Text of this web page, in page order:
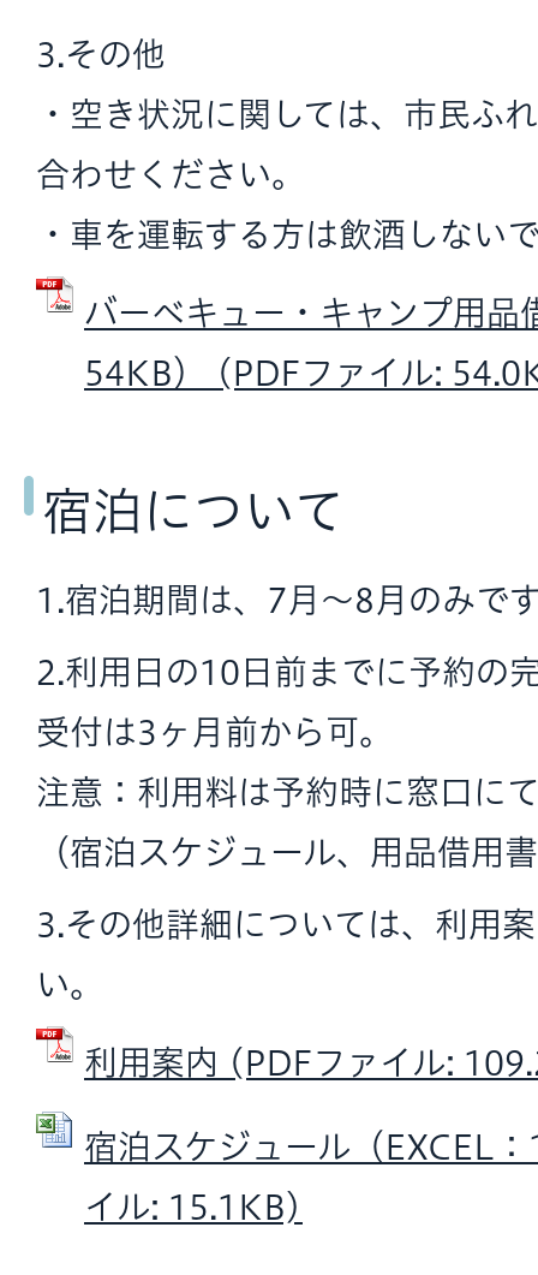
3.その他
・空き状況に関しては、市民ふ
合わせください。
・車を運転する方は飲酒しない
バーベキュー・キャンプ用品
54KB） (PDFファイル:
宿泊について
1.宿泊期間は、7月～8月のみで
2.利用日の10日前までに予約の
受付は3ヶ月前から可。
注意：利用料は予約時に窓口に
（宿泊スケジュール、用品借用
3.その他詳細については、利用
い。
利用案内 (PDFファイル:
宿泊スケジュール（EXCEL
イル: 15.1KB)